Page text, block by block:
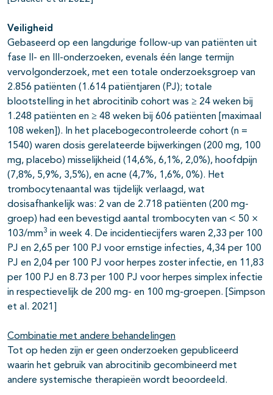
Veiligheid
Gebaseerd op een langdurige follow-up van patiënten uit
fase II- en III-onderzoeken, evenals één lange termijn
vervolgonderzoek, met een totale onderzoeksgroep van
2.856 patiënten (1.614 patiëntjaren (PJ); totale
blootstelling in het abrocitinib cohort was ≥ 24 weken bij
1.248 patiënten en ≥ 48 weken bij 606 patiënten [maximaal
108 weken]). In het placebogecontroleerde cohort (n =
1540) waren dosis gerelateerde bijwerkingen (200 mg, 100
mg, placebo) misselijkheid (14,6%, 6,1%, 2,0%), hoofdpijn
(7,8%, 5,9%, 3,5%), en acne (4,7%, 1,6%, 0%). Het
trombocytenaantal was tijdelijk verlaagd, wat
dosisafhankelijk was: 2 van de 2.718 patiënten (200 mg-
groep) had een bevestigd aantal trombocyten van < 50 ×
103/mm3 in week 4. De incidentiecijfers waren 2,33 per 100
PJ en 2,65 per 100 PJ voor ernstige infecties, 4,34 per 100
PJ en 2,04 per 100 PJ voor herpes zoster infectie, en 11,83
per 100 PJ en 8.73 per 100 PJ voor herpes simplex infectie
in respectievelijk de 200 mg- en 100 mg-groepen. [Simpson
et al. 2021]
Combinatie met andere behandelingen
Tot op heden zijn er geen onderzoeken gepubliceerd
waarin het gebruik van abrocitinib gecombineerd met
andere systemische therapieën wordt beoordeeld.